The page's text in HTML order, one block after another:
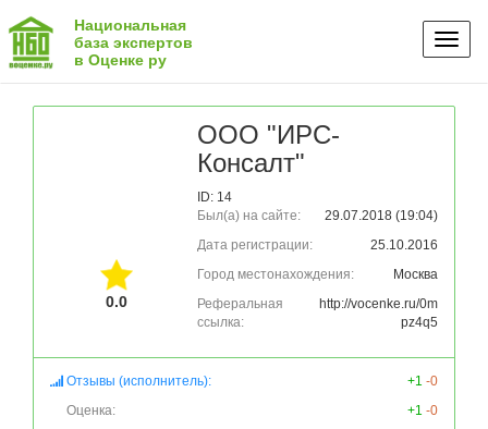
Национальная
база экспертов
в Оценке ру
0.0
ООО "ИРС-
Консалт"
ID: 14
Был(а) на сайте:
29.07.2018 (19:04)
Дата регистрации:
25.10.2016
Город местонахождения:
Москва
Реферальная
ссылка:
http://vocenke.ru/0m
pz4q5
Отзывы (исполнитель): +1 -0
Оценка:
+1 -0